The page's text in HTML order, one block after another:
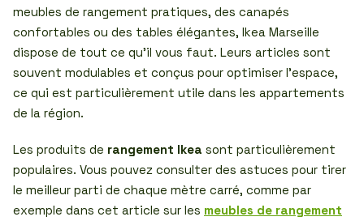
meubles de rangement pratiques, des canapés
confortables ou des tables élégantes, Ikea Marseille
dispose de tout ce qu’il vous faut. Leurs articles sont
souvent modulables et conçus pour optimiser l’espace,
ce qui est particulièrement utile dans les appartements
de la région.
Les produits de rangement Ikea sont particulièrement
populaires. Vous pouvez consulter des astuces pour tirer
le meilleur parti de chaque mètre carré, comme par
exemple dans cet article sur les meubles de rangement